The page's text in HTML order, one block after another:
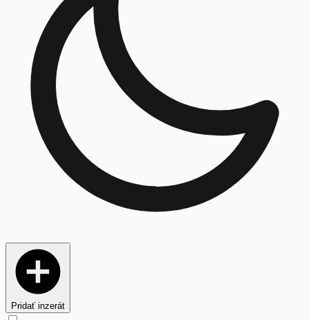
Pridať inzerát